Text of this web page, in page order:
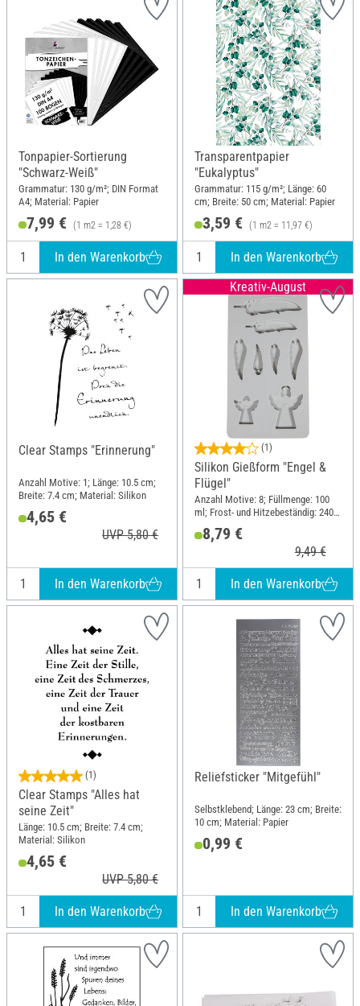
Tonpapier-Sortierung
"Schwarz-Weiß"
Grammatur: 130 g/m²; DIN Format
A4; Material: Papier
7,99 € (1 m2 = 1,28 €)
In den Warenkorb
Transparentpapier
"Eukalyptus"
Grammatur: 115 g/m²; Länge: 60
cm; Breite: 50 cm; Material: Papier
3,59 € (1 m2 = 11,97 €)
In den Warenkorb
Clear Stamps "Erinnerung"
Anzahl Motive: 1; Länge: 10.5 cm;
Breite: 7.4 cm; Material: Silikon
4,65 €
UVP 5,80 €
In den Warenkorb
Kreativ-August
(1)
Silikon Gießform "Engel &
Flügel"
Anzahl Motive: 8; Füllmenge: 100
ml; Frost- und Hitzebeständig: 240
8,79 €
9,49 €
In den Warenkorb
(1)
Clear Stamps "Alles hat
seine Zeit"
Länge: 10.5 cm; Breite: 7.4 cm;
Material: Silikon
4,65 €
UVP 5,80 €
In den Warenkorb
Reliefsticker "Mitgefühl"
Selbstklebend; Länge: 23 cm; Breite:
10 cm; Material: Papier
0,99 €
In den Warenkorb